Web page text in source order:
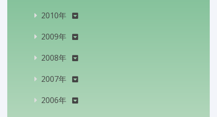
2010年
2009年
2008年
2007年
2006年